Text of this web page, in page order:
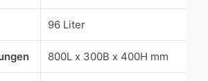
96 Liter
800L x 300B x 400H mm